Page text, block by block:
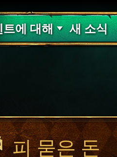
트에 대해
지원
새 소식
피 묻은 돈